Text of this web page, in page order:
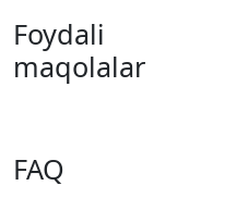
Foydali
maqolalar
FAQ